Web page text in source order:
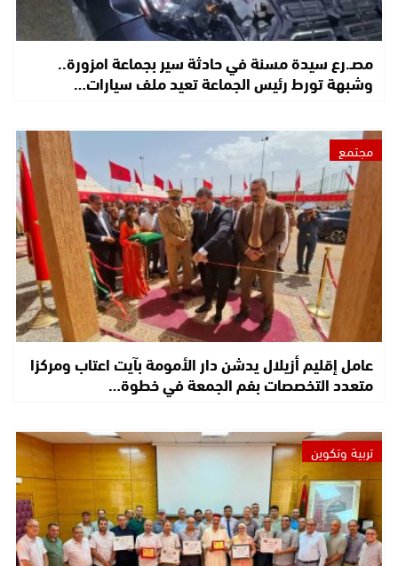
مصـ.رع سيدة مسنة في حادثة سير بجماعة امزورة..
وشبهة تورط رئيس الجماعة تعيد ملف سيارات…
مجتمع
عامل إقليم أزيلال يدشن دار الأمومة بآيت اعتاب ومركزا
متعدد التخصصات بفم الجمعة في خطوة…
تربية وتكوين